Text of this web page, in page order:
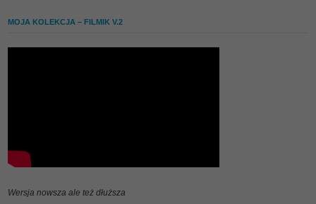
MOJA KOLEKCJA – FILMIK V.2
Wersja nowsza ale też dłuższa